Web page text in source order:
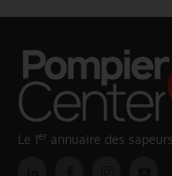
Le 1er annuaire des